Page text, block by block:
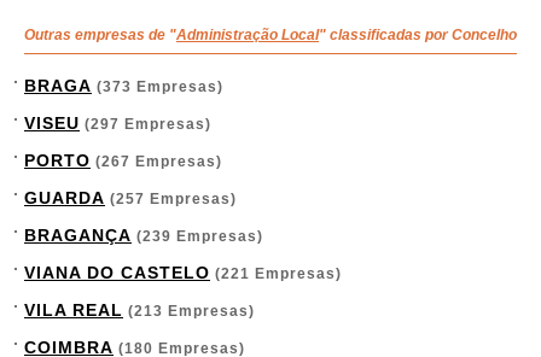
Outras empresas de "Administração Local" classificadas por Concelho
BRAGA (373 Empresas)
VISEU (297 Empresas)
PORTO (267 Empresas)
GUARDA (257 Empresas)
BRAGANÇA (239 Empresas)
VIANA DO CASTELO (221 Empresas)
VILA REAL (213 Empresas)
COIMBRA (180 Empresas)